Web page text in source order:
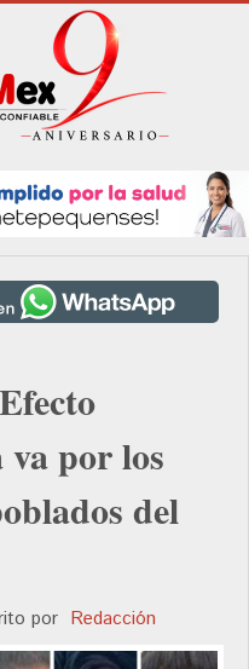
por los
del
por Redacción